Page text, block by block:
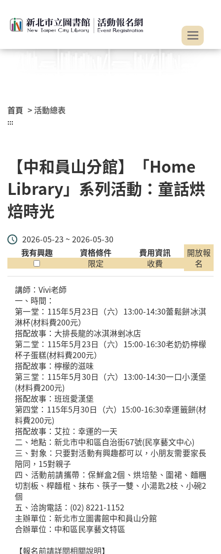
首頁 > 活動總表
:::
【中和員山分館】「Home
Library」系列活動：童話烘
焙時光
2026-05-23 ~ 2026-05-30
我有興趣
資格條件
限定
費用資訊
收費
開放報
名
講師：Vivi老師
一、時間：
第一堂：115年5月23日（六）13:00-14:30蕾鬆餅冰淇
淋杯(材料費200元）
搭配故事：大排長龍的冰淇淋剉冰店
第二堂：115年5月23日（六）15:00-16:30老奶奶檸檬
杯子蛋糕(材料費200元）
搭配故事：檸檬的滋味
第三堂：115年5月30日（六）13:00-14:30一口小漢堡
(材料費200元)
搭配故事：班班愛漢堡
第四堂：115年5月30日（六）15:00-16:30幸運籤餅(材
料費200元)
搭配故事：艾拉：幸運的一天
二、地點：新北市中和區自治街67號(民享藝文中心)
三、對象：只要對活動有興趣都可以，小朋友需要家長
陪同，15對親子
四、活動前請攜帶：保鮮盒2個、烘培墊、圍裙、麵糰
切割板、桿麵棍、抹布、筷子一雙、小湯匙2枝、小碗2
個
五、洽詢電話：(02) 8221-1152
主辦單位：新北市立圖書館中和員山分館
合辦單位：中和區民享藝文特區
【報名前請詳閱相關說明】